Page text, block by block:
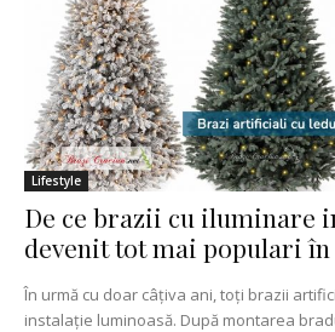
Lifestyle
De ce brazii cu iluminare
devenit tot mai populari
În urmă cu doar câțiva ani, toți brazii
instalație luminoasă. După montarea